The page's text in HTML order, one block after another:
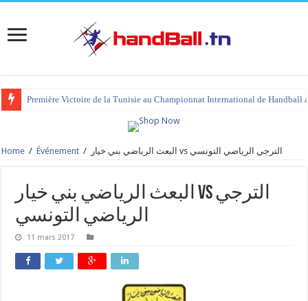
Première Victoire de la Tunisie au Championnat International de Handball
Home / Événement / البعث الرياضي بني خيار vs الترجي الرياضي التونسي
البعث الرياضي بني خيار vs الترجي
الرياضي التونسي
11 mars 2017